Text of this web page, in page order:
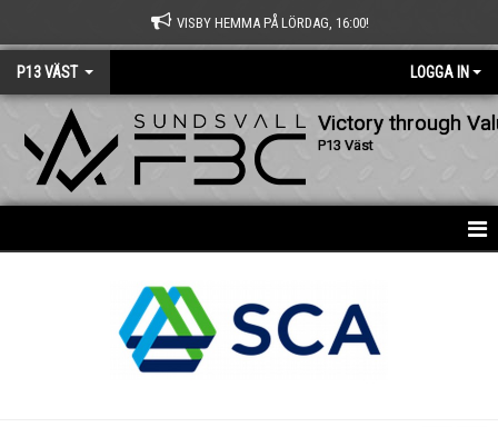
VISBY HEMMA PÅ LÖRDAG, 16:00!
P13 VÄST LOGGA IN
Victory through
P13 Väst